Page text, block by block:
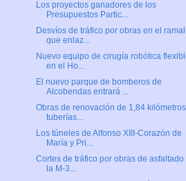
Los proyectos ganadores de los
Presupuestos Partic...
Desvíos de tráfico por obras en el ramal
que enlaz...
Nuevo equipo de cirugía robótica
en el Ho...
El nuevo parque de bomberos de
Alcobendas entrará ...
Obras de renovación de 1,84
tuberías...
Los túneles de Alfonso XIII-Corazón de
María y Pri...
Cortes de tráfico por obras de asfaltado
la M-3...